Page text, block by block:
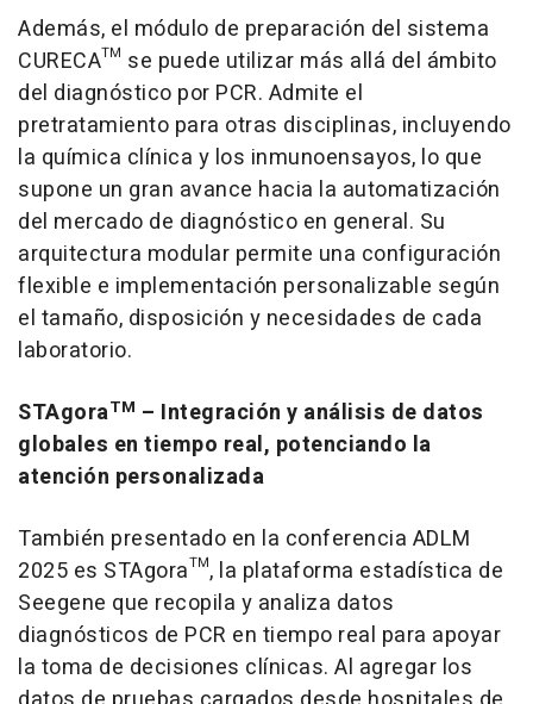
Además, el módulo de preparación del sistema
CURECA™ se puede utilizar más allá del ámbito
del diagnóstico por PCR. Admite el
pretratamiento para otras disciplinas, incluyendo
la química clínica y los inmunoensayos, lo que
supone un gran avance hacia la automatización
del mercado de diagnóstico en general. Su
arquitectura modular permite una configuración
flexible e implementación personalizable según
el tamaño, disposición y necesidades de cada
laboratorio.
STAgoraTM – Integración y análisis de datos
globales en tiempo real, potenciando la
atención personalizada
También presentado en la conferencia ADLM
2025 es STAgora™, la plataforma estadística de
Seegene que recopila y analiza datos
diagnósticos de PCR en tiempo real para apoyar
la toma de decisiones clínicas. Al agregar los